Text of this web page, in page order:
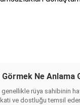
Ne Anlama
rüya sahibinin
ve dostluğu temsil